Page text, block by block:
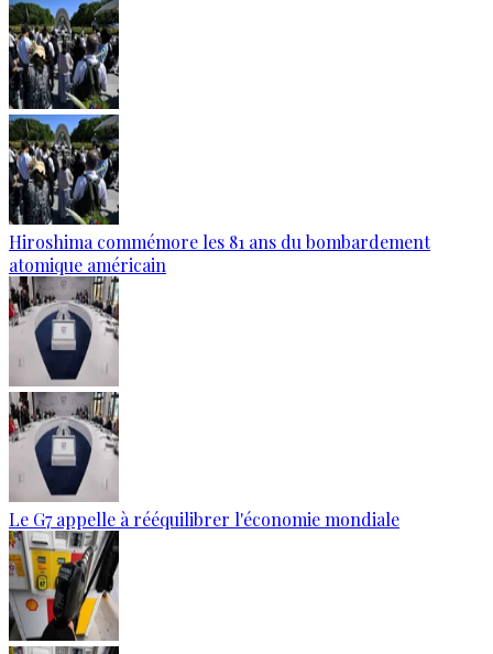
Hiroshima commémore les 81 ans du bombardement
atomique américain
Le G7 appelle à rééquilibrer l'économie mondiale